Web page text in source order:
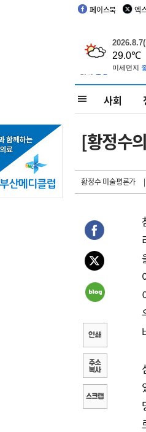
페이스북 엑
사회
[황정수
황정수 미술평론가